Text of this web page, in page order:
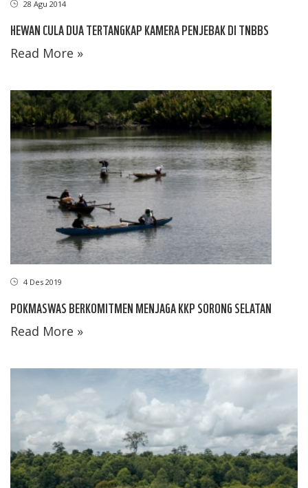
28 Agu 2014
HEWAN CULA DUA TERTANGKAP KAMERA PENJEBAK DI TNBBS
Read More »
4 Des 2019
POKMASWAS BERKOMITMEN MENJAGA KKP SORONG SELATAN
Read More »